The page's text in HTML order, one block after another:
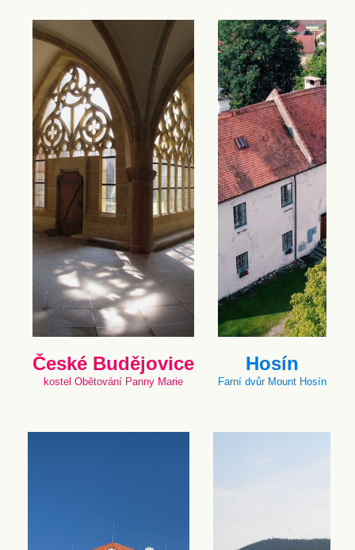
České Budějovice
kostel Obětování Panny Marie
Hosín
Farní dvůr Mount Hosín